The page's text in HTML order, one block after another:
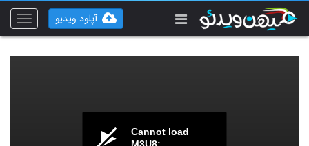
Toggle
آپلود ویدیو
Cannot load
M3U8: